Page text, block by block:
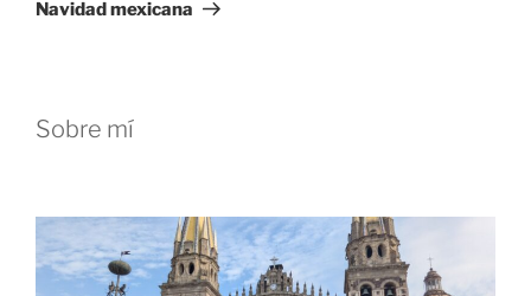
Navidad mexicana
Sobre mí